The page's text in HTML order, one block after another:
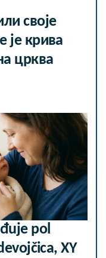
своје
је крива
црква
pol
XY